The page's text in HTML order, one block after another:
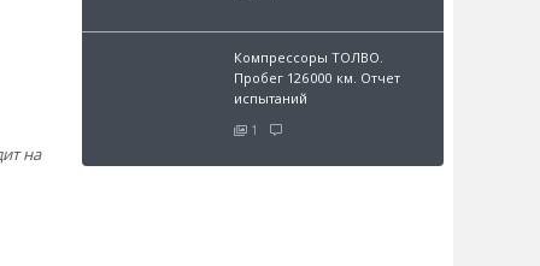
на
Компрессоры ТОЛВО.
Пробег 126 000 км. Отчет
испытаний
1